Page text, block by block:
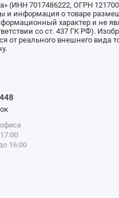
(ИНН 7017486222, ОГРН
и информация о товаре
характер и не
со ст. 437 ГК РФ).
от реального внешнего вида
16:00